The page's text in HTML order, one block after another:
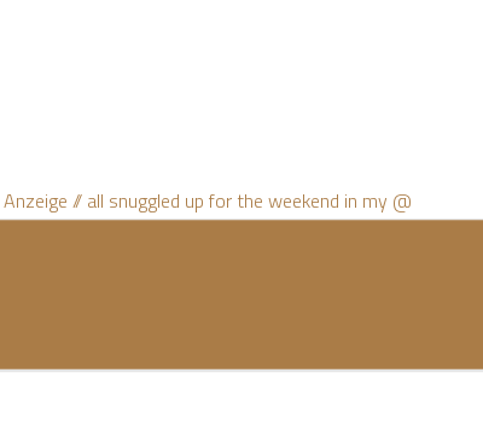
Anzeige // all snuggled up for the weekend in my @